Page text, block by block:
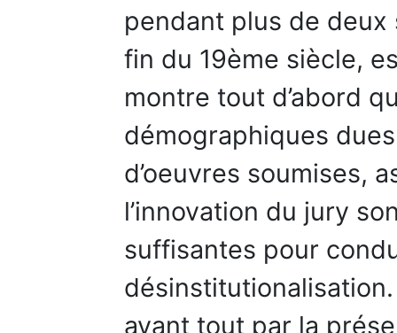
pendant plus de deux
fin du 19ème siècle,
montre tout d’abord
démographiques
d’oeuvres soumises,
l’innovation du jury
suffisantes pour
avant tout par la